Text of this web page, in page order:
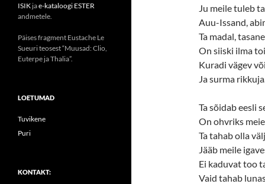
Ju meile tuleb
Auu-Issand,
Ta madal,
On siiski ilma
Kuradi vägev
Ja surma
Ta sõidab eesli
On ohvriks
Ta tahab olla
Jääb meile
Ei kaduvat too
Vaid tahab
ISIK jae-kataloogi ESTER
andmetele.
Päises fragment Eustache Le
Sueuri teosest “Muusad: Clio,
Euterpe ja Thalia”.
LOETUMAD
Tuvikene
Puri
KONTAKT: